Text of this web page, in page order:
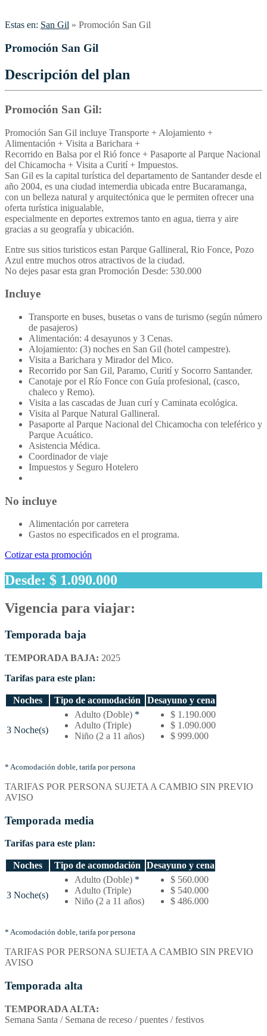
Estas en: San Gil » Promoción San Gil
Promoción San Gil
Descripción del plan
Promoción San Gil:
Promoción San Gil incluye Transporte + Alojamiento +
Alimentación + Visita a Barichara +
Recorrido en Balsa por el Rió fonce + Pasaporte al Parque Nacional
del Chicamocha + Visita a Curití + Impuestos.
San Gil es la capital turística del departamento de Santander desde el
año 2004, es una ciudad intemerdia ubicada entre Bucaramanga,
con un belleza natural y arquitectónica que le permiten ofrecer una
oferta turística inigualable,
especialmente en deportes extremos tanto en agua, tierra y aire
gracias a su geografía y ubicación.
Entre sus sitios turisticos estan Parque Gallineral, Rio Fonce, Pozo
Azul entre muchos otros atractivos de la ciudad.
No dejes pasar esta gran Promoción Desde: 530.000
Incluye
Transporte en buses, busetas o vans de turismo (según número
de pasajeros)
Alimentación: 4 desayunos y 3 Cenas.
Alojamiento: (3) noches en San Gil (hotel campestre).
Visita a Barichara y Mirador del Mico.
Recorrido por San Gil, Paramo, Curití y Socorro Santander.
Canotaje por el Río Fonce con Guía profesional, (casco,
chaleco y Remo).
Visita a las cascadas de Juan curí y Caminata ecológica.
Visita al Parque Natural Gallineral.
Pasaporte al Parque Nacional del Chicamocha con teleférico y
Parque Acuático.
Asistencia Médica.
Coordinador de viaje
Impuestos y Seguro Hotelero
No incluye
Alimentación por carretera
Gastos no especificados en el programa.
Cotizar esta promoción
Desde: $ 1.090.000
Vigencia para viajar:
Temporada baja
TEMPORADA BAJA: 2025
Tarifas para este plan:
–
noches
tipo
de
Noches Tipo de acomodación Desayuno y cena
3 Noche(s)
Adulto (Doble) *
Adulto (Triple)
Niño (2 a 11 años)
$ 1.190.000
$ 1.090.000
$ 999.000
* Acomodación doble, tarifa por persona
TARIFAS POR PERSONA SUJETA A CAMBIO SIN PREVIO
AVISO
Temporada media
Tarifas para este plan:
–
noches
tipo
de
Noches Tipo de acomodación Desayuno y cena
3 Noche(s)
Adulto (Doble) *
Adulto (Triple)
Niño (2 a 11 años)
$ 560.000
$ 540.000
$ 486.000
* Acomodación doble, tarifa por persona
TARIFAS POR PERSONA SUJETA A CAMBIO SIN PREVIO
AVISO
Temporada alta
TEMPORADA ALTA:
Semana Santa / Semana de receso / puentes / festivos